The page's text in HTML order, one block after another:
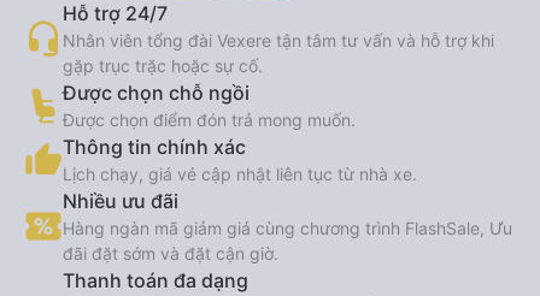
Hỗ trợ 24/7
Nhân viên tổng đài Vexere tận tâm tư vấn và hỗ trợ khi
gặp trục trặc hoặc sự cố.
Được chọn chỗ ngồi
Được chọn điểm đón trả mong muốn.
Thông tin chính xác
Lịch chạy, giá vé cập nhật liên tục từ nhà xe.
Nhiều ưu đãi
Hàng ngàn mã giảm giá cùng chương trình FlashSale, Ưu
đãi đặt sớm và đặt cận giờ.
Thanh toán đa dạng